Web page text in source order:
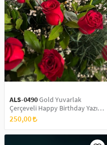
ALS-0490Gold Yuvarlak
Çerçeveli Happy Birthday Yazılı
Ayna Pleksi Pasta Üstü &
Doğum Günü Partisi & Pleksi
Pasta Süsü
250,00